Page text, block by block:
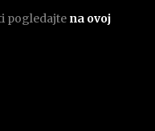
pogledajte na ovoj